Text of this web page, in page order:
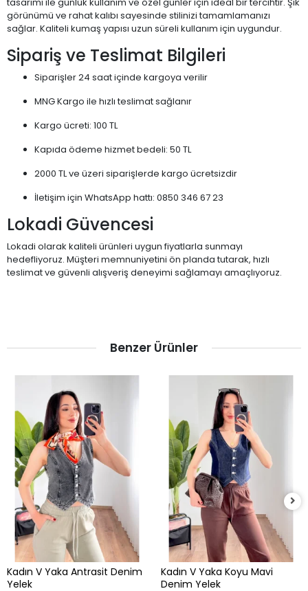
görünümü ve rahat kalıbı sayesinde stilinizi tamamlamanızı
sağlar. Kaliteli kumaş yapısı uzun süreli kullanım için uygundur.
Sipariş ve Teslimat Bilgileri
Siparişler 24 saat içinde kargoya verilir
MNG Kargo ile hızlı teslimat sağlanır
Kargo ücreti: 100 TL
Kapıda ödeme hizmet bedeli: 50 TL
2000 TL ve üzeri siparişlerde kargo ücretsizdir
İletişim için WhatsApp hattı: 0850 346 67 23
Lokadi Güvencesi
Lokadi olarak kaliteli ürünleri uygun fiyatlarla sunmayı
hedefliyoruz. Müşteri memnuniyetini ön planda tutarak, hızlı
teslimat ve güvenli alışveriş deneyimi sağlamayı amaçlıyoruz.
Benzer Ürünler
Kadın V Yaka Antrasit Denim
Yelek
Kadın V Yaka Koyu Mavi
Denim Yelek